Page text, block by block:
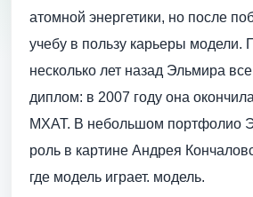
атомной энергетики, но после
учебу в пользу карьеры модели.
несколько лет назад Эльмира
диплом: в 2007 году она
МХАТ. В небольшом портфолио
роль в картине Андрея
где модель играет. модель.